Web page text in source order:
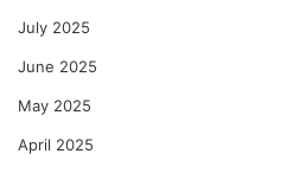
July 2025
June 2025
May 2025
April 2025